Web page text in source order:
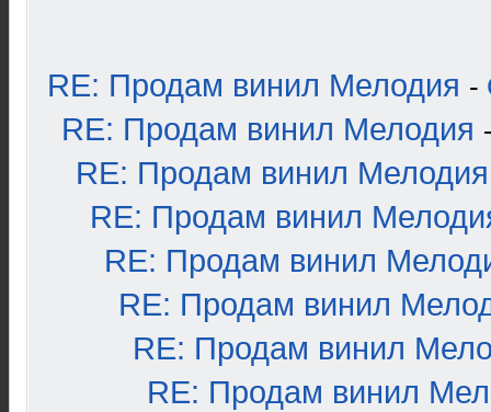
RE: Продам винил Мелодия -
RE: Продам винил Мелодия
RE: Продам винил Мелодия
RE: Продам винил
RE: Продам винил
RE: Продам винил
RE: Продам винил
RE: Продам винил